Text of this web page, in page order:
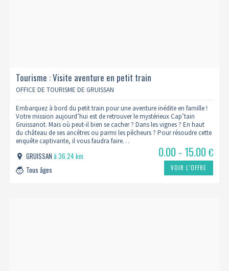
Tourisme : Visite aventure en petit train
OFFICE DE TOURISME DE GRUISSAN
Embarquez à bord du petit train pour une aventure inédite en famille !
Votre mission aujourd’hui est de retrouver le mystérieux Cap’tain
Gruissanot. Mais où peut-il bien se cacher ? Dans les vignes ? En haut
du château de ses ancêtres ou parmi les pêcheurs ? Pour résoudre cette
enquête captivante, il vous faudra faire…
GRUISSANà 36.24 km
Tous âges
0.00 - 15.00€
VOIR L’OFFRE